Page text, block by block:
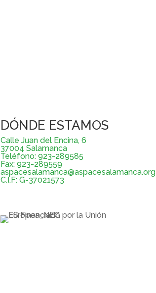
DÓNDE ESTAMOS
Calle Juan del Encina, 6
37004 Salamanca
Teléfono: 923-289585
Fax: 923-289559
aspacesalamanca@aspacesalamanca.org
C.I.F: G-37021573